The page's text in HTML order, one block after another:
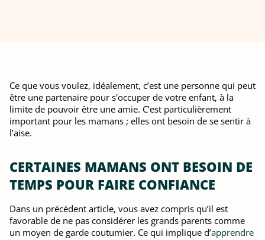
Ce que vous voulez, idéalement, c’est une personne qui peut
être une partenaire pour s'occuper de votre enfant, à la
limite de pouvoir être une amie. C’est particulièrement
important pour les mamans ; elles ont besoin de se sentir à
l’aise.
CERTAINES MAMANS ONT BESOIN DE
TEMPS POUR FAIRE CONFIANCE
Dans un précédent article, vous avez compris qu’il est
favorable de ne pas considérer les grands parents comme
un moyen de garde coutumier. Ce qui implique d’apprendre